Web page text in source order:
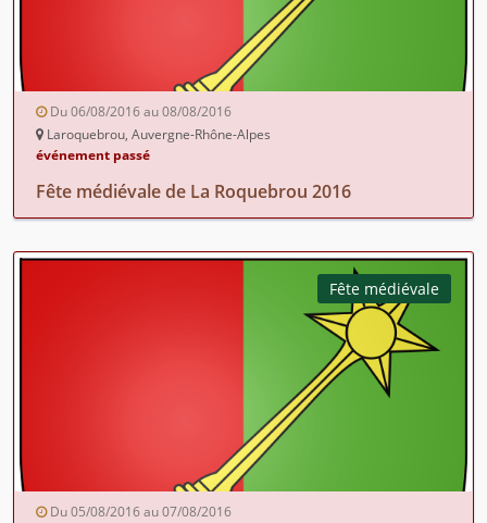
Du 06/08/2016 au 08/08/2016
Laroquebrou, Auvergne-Rhône-Alpes
événement passé
Fête médiévale de La Roquebrou 2016
Fête médiévale
Du 05/08/2016 au 07/08/2016